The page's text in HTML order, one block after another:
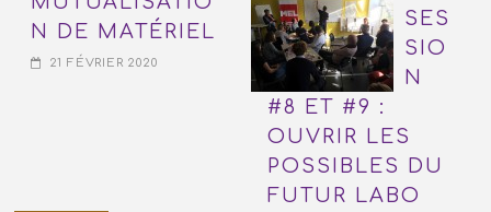
N DE MATÉRIEL
21 FÉVRIER 2020
SES
SIO
N
#8 ET #9 :
OUVRIR LES
POSSIBLES DU
FUTUR LABO